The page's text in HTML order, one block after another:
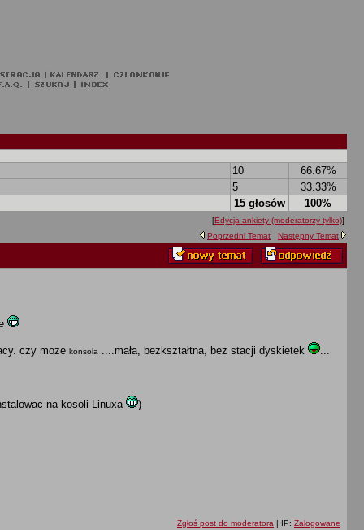
10
66.67%
5
33.33%
15 głosów
100%
[Edycja ankiety (moderatorzy tylko)]
Poprzedni Temat
Następny Temat
czy moze konsola ....mała, bezkształtna, bez stacji dyskietek ...
na kosoli Linuxa )
Zgłoś post do moderatora | IP: Zalogowane